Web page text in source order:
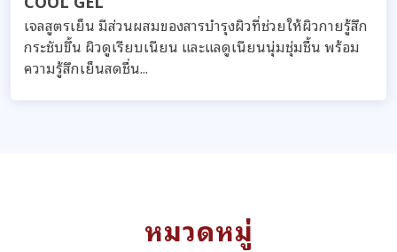
เจลสูตรเย็น มีส่วนผสมของสารบำรุงผิวที่ช่วยให้ผิวกายรู้สึก
กระชับขึ้น ผิวดูเรียบเนียน และแลดูเนียนนุ่มชุ่มชื้น พร้อม
ความรู้สึกเย็นสดชื่น...
หมวดหมู่